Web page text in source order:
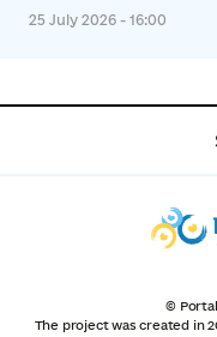
25 July 2026 - 16:00
©
The project was created in